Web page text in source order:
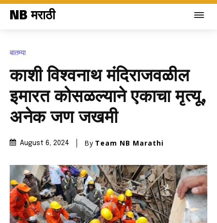
NB मराठी
बातम्या
काशी विश्वनाथ मंदिराजवळील
इमारत कोसळल्याने एकाचा मृत्यू,
अनेक जण जखमी
August 6, 2024 By Team NB Marathi